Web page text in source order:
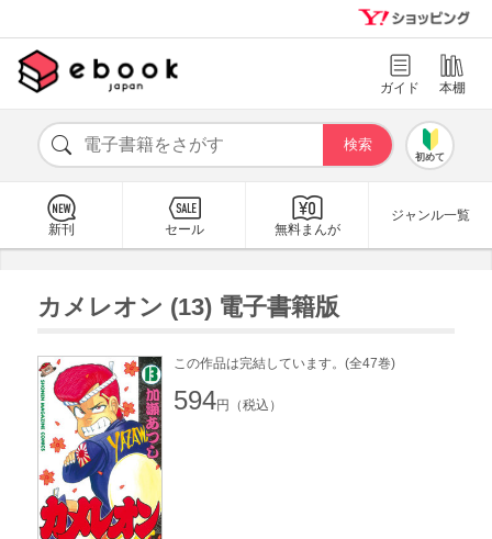
ガイド 本棚
初めて
新刊 セール 無料まんが
ジャンル一覧
カメレオン (13) 電子書籍版
この作品は完結しています。(全47巻)
594円（税込）